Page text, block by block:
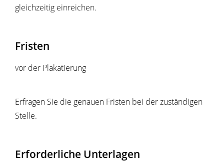
gleichzeitig einreichen.
Fristen
vor der Plakatierung
Erfragen Sie die genauen Fristen bei der zuständigen
Stelle.
Erforderliche Unterlagen